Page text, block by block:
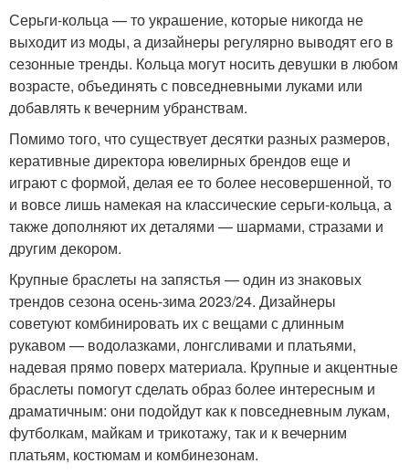
Серьги-кольца — то украшение, которые никогда не
выходит из моды, а дизайнеры регулярно выводят его в
сезонные тренды. Кольца могут носить девушки в любом
возрасте, объединять с повседневными луками или
добавлять к вечерним убранствам.
Помимо того, что существует десятки разных размеров,
керативные директора ювелирных брендов еще и
играют с формой, делая ее то более несовершенной, то
и вовсе лишь намекая на классические серьги-кольца, а
также дополняют их деталями — шармами, стразами и
другим декором.
Крупные браслеты на запястья — один из знаковых
трендов сезона осень-зима 2023/24. Дизайнеры
советуют комбинировать их с вещами с длинным
рукавом — водолазками, лонгсливами и платьями,
надевая прямо поверх материала. Крупные и акцентные
браслеты помогут сделать образ более интересным и
драматичным: они подойдут как к повседневным лукам,
футболкам, майкам и трикотажу, так и к вечерним
платьям, костюмам и комбинезонам.